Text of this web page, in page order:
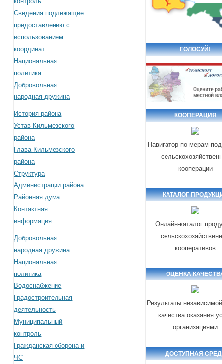
Сведения подлежащие
предоставлению с
использованием
координат
Национальная
политика
Добровольная
народная дружина
История района
Устав Кильмезского
района
Глава Кильмезского
района
Структура
Администрации района
Районная дума
Контактная
информация
Добровольная
народная дружина
Национальная
политика
Водоснабжение
Градостроительная
деятельность
Муниципальный
контроль
Гражданская оборона и
ЧС
ГОЛОСУЙ!
КООПЕРАЦИЯ
Навигатор по мерам
кооперации
КАТАЛОГ
Онлайн-каталог
кооперативов
ОЦЕНКА
Результаты
качества оказания
организациями
ДОСТУПНАЯ